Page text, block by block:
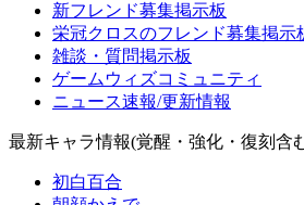
新フレンド募集掲示板
栄冠クロスのフレンド募集掲示
雑談・質問掲示板
ゲームウィズコミュニティ
ニュース速報/更新情報
最新キャラ情報(覚醒・強化・復刻含
初白百合